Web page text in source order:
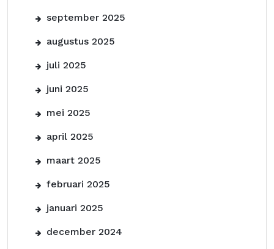
september 2025
augustus 2025
juli 2025
juni 2025
mei 2025
april 2025
maart 2025
februari 2025
januari 2025
december 2024